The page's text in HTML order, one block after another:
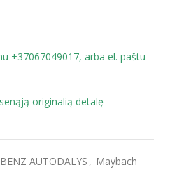
+37067049017, arba el. paštu
originalią detalę
AUTODALYS , Maybach